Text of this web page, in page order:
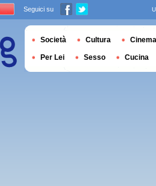
Seguici su
Società Cultura Cinema
Per Lei Sesso Cucina